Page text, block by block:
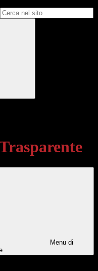
Menu di